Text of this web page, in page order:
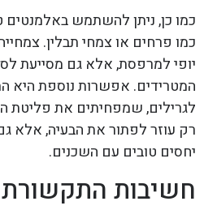
כמו כן, ניתן להשתמש באלמנטים
כמו פרחים או צמחי תבלין.
יופי למרפסת, אלא גם מסייעת
המטרידים. אפשרות נוספת היא
לגרילים, שמפחיתים את פליטת
רק עוזר לפתור את הבעיה, אלא
יחסים טובים עם השכנים.
חשיבות